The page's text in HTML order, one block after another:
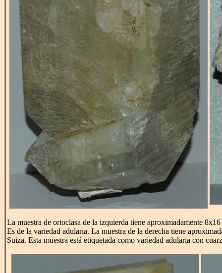
La muestra de ortoclasa de la izquierda tiene aproximadamente
Es de la variedad adularia. La muestra de la derecha tiene
Suiza. Esta muestra está etiquetada como variedad adularia con